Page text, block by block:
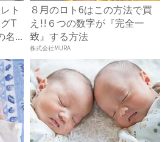
ト
T
名...
８月のロト6はこの方法で買
え!!６つの数字が『完全一
致』する方法
株式会社MURA